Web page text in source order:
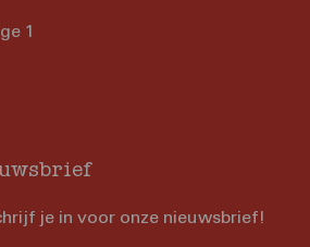
1
je in voor onze nieuwsbrief!